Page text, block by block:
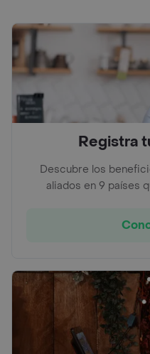
Registra
Descubre los
aliados en 9 países